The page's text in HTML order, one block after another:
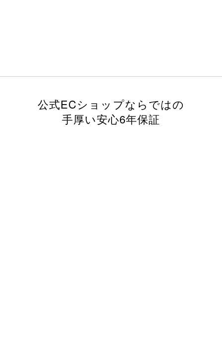
公式ECショップならではの
手厚い安心6年保証